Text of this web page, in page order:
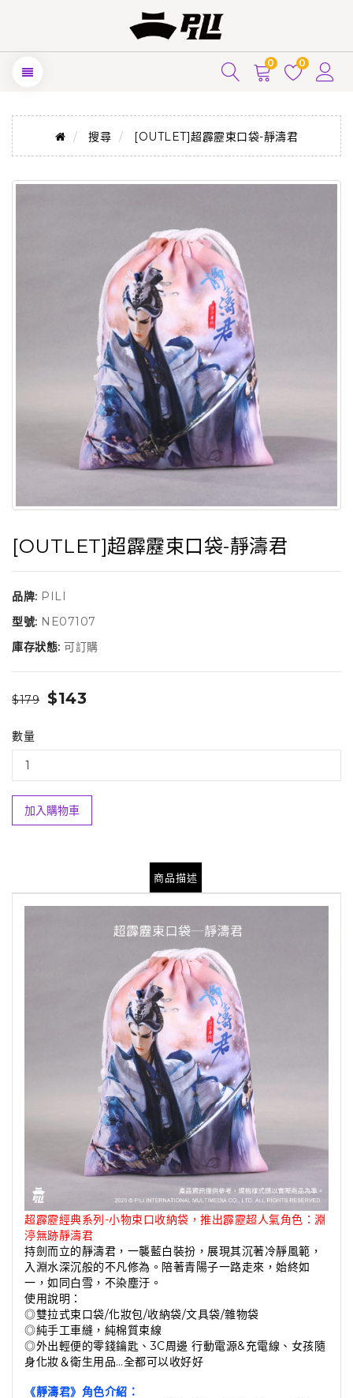
0 0
搜尋 [OUTLET]超霹靂束口袋-靜濤君
[OUTLET]超霹靂束口袋-靜濤君
品牌: PILI
型號: NE07107
庫存狀態: 可訂購
$179 $143
數量
加入購物車
商品描述
超霹靂經典系列-小物束口收納袋，推出霹靂超人氣角色：淵
渟無跡靜濤君
持劍而立的靜濤君，一襲藍白裝扮，展現其沉著冷靜風範，
入淵水深沉般的不凡修為。陪著青陽子一路走來，始終如
一，如同白雪，不染塵汙。
使用說明：
◎雙拉式束口袋/化妝包/收納袋/文具袋/雜物袋
◎純手工車縫，純棉質束線
◎外出輕便的零錢鑰匙、3C周邊 行動電源&充電線、女孩隨
身化妝＆衛生用品…全都可以收好好
《靜濤君》角色介紹：